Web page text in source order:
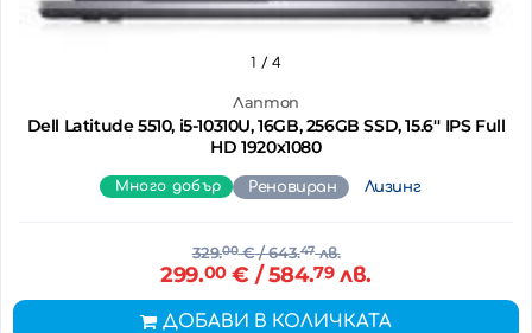
Лаптоп
Dell Latitude 5510, i5-10310U, 16GB, 256GB SSD, 15.6'' IPS Full
HD 1920x1080
1 / 4
Много добър Реновиран Лизинг
329.00€/ 643.47лв.
299.00€ / 584.79лв.
ДОБАВИ В КОЛИЧКАТА